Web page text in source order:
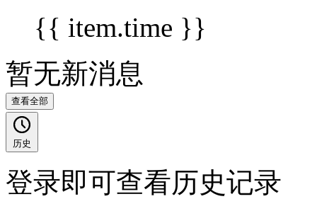
{{ item.time }}
暂无新消息
查看全部
历史
登录即可查看历史记录